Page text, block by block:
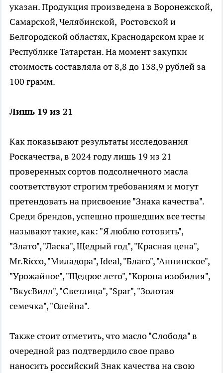
указан. Продукция произведена в Воронежской,
Самарской, Челябинской, Ростовской и
Белгородской областях, Краснодарском крае и
Республике Татарстан. На момент закупки
стоимость составляла от 8,8 до 138,9 рублей за
100 грамм.
Лишь 19 из 21
Как показывают результаты исследования
Роскачества, в 2024 году лишь 19 из 21
проверенных сортов подсолнечного масла
соответствуют строгим требованиям и могут
претендовать на присвоение "Знака качества".
Среди брендов, успешно прошедших все тесты
называют такие, как: "Я люблю готовить",
"Злато", "Ласка", Щедрый год", "Красная цена",
Mr.Ricco, "Миладора", Ideal, "Благо", "Аннинское",
"Урожайное", "Щедрое лето", "Корона изобилия",
"ВкусВилл", "Светлица", "Spar", "Золотая
семечка", "Олейна".
Также стоит отметить, что масло "Слобода" в
очередной раз подтвердило свое право
наносить российский Знак качества на свою